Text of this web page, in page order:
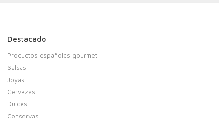
Destacado
Productos españoles gourmet
Salsas
Joyas
Cervezas
Dulces
Conservas